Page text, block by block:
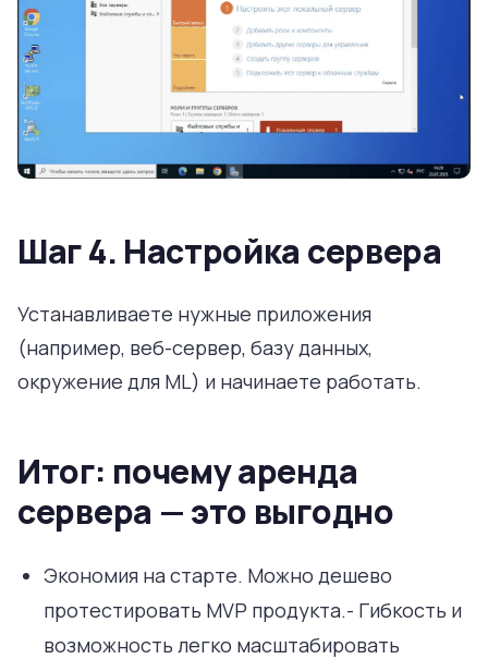
Шаг 4. Настройка сервера
Устанавливаете нужные приложения
(например, веб-сервер, базу данных,
окружение для ML) и начинаете работать.
Итог: почему аренда
сервера — это выгодно
Экономия на старте. Можно дешево
протестировать MVP продукта.- Гибкость и
возможность легко масштабировать